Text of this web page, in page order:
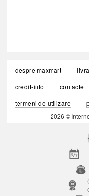
despre maxmart
credit-info
contacte
termeni de utilizare
2026 ©